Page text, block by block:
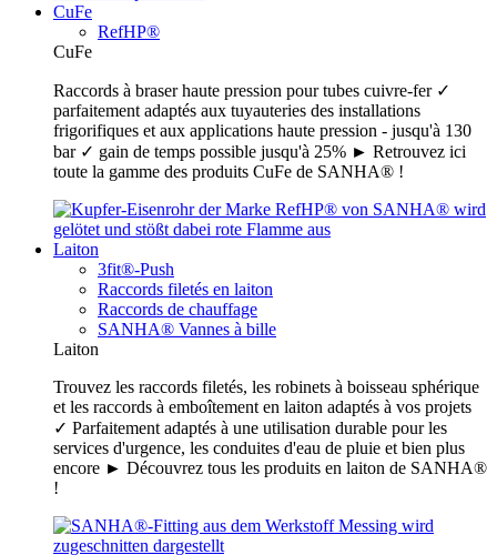
CuFe
RefHP®
CuFe
Raccords à braser haute pression pour tubes cuivre-fer ✓
parfaitement adaptés aux tuyauteries des installations
frigorifiques et aux applications haute pression - jusqu'à 130
bar ✓ gain de temps possible jusqu'à 25% ► Retrouvez ici
toute la gamme des produits CuFe de SANHA® !
Laiton
3fit®-Push
Raccords filetés en laiton
Raccords de chauffage
SANHA® Vannes à bille
Laiton
Trouvez les raccords filetés, les robinets à boisseau sphérique
et les raccords à emboîtement en laiton adaptés à vos projets
✓ Parfaitement adaptés à une utilisation durable pour les
services d'urgence, les conduites d'eau de pluie et bien plus
encore ► Découvrez tous les produits en laiton de SANHA®
!